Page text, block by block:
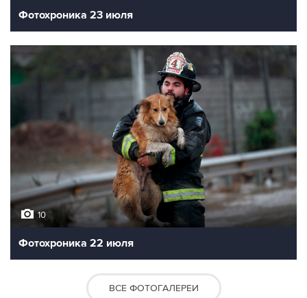
Фотохроника 23 июля
10
Фотохроника 22 июля
ВСЕ ФОТОГАЛЕРЕИ